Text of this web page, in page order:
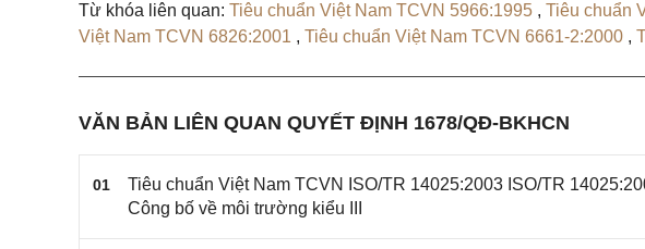
Từ khóa liên quan: Tiêu chuẩn Việt Nam TCVN 5966:1995 , Tiêu chuẩn
Việt Nam TCVN 6826:2001 , Tiêu chuẩn Việt Nam TCVN 6661-2:2000 ,
VĂN BẢN LIÊN QUAN QUYẾT ĐỊNH 1678/QĐ-BKHCN
01
Tiêu chuẩn Việt Nam TCVN ISO/TR 14025:2003 ISO/TR
Công bố về môi trường kiểu III